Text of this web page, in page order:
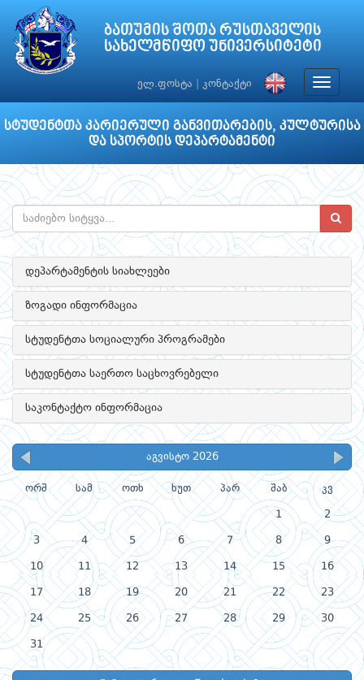
ბათუმის შოთა რუსთაველის
სახელმწიფო უნივერსიტეტი
ელ.ფოსტა კონტაქტი
Toggle
სტუდენტთა კარიერული განვითარების, კულტურისა
და სპორტის დეპარტამენტი
დეპარტამენტის სიახლეები
ზოგადი ინფორმაცია
სტუდენტთა სოციალური პროგრამები
სტუდენტთა საერთო საცხოვრებელი
საკონტაქტო ინფორმაცია
აგვისტო 2026
ორშ სამ ოთხ ხუთ პარ შაბ კვ
1 2
3 4 5 6 7 8 9
10 11 12 13 14 15 16
17 18 19 20 21 22 23
24 25 26 27 28 29 30
31